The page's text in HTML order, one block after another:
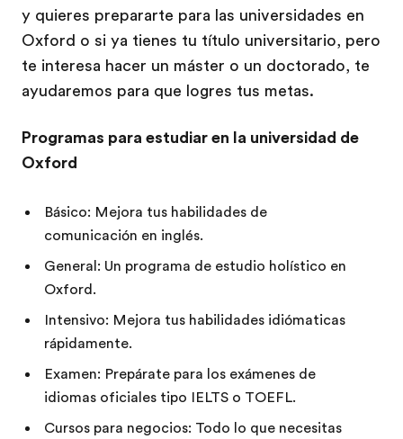
y quieres prepararte para las universidades en
Oxford o si ya tienes tu título universitario, pero
te interesa hacer un máster o un doctorado, te
ayudaremos para que logres tus metas.
Programas para estudiar en la universidad de
Oxford
Básico: Mejora tus habilidades de
comunicación en inglés.
General: Un programa de estudio holístico en
Oxford.
Intensivo: Mejora tus habilidades idiómaticas
rápidamente.
Examen: Prepárate para los exámenes de
idiomas oficiales tipo IELTS o TOEFL.
Cursos para negocios: Todo lo que necesitas